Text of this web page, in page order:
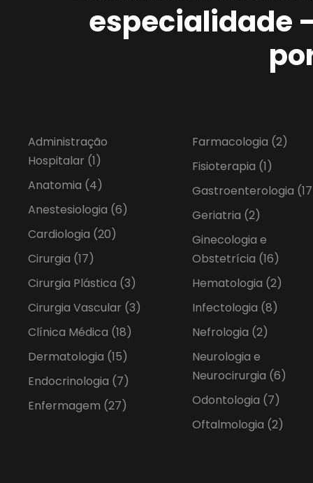
especialidade
Administração
Hospitalar (1)
Anatomia (4)
Anestesiologia (6)
Cardiologia (20)
Cirurgia (17)
Cirurgia Plástica (3)
Cirurgia Vascular (3)
Clínica Médica (18)
Dermatologia (15)
Endocrinologia (7)
Enfermagem (27)
Farmacologia (2)
Fisioterapia (1)
Gastroenterologia
Geriatria (2)
Ginecologia e
Obstetrícia (16)
Hematologia (2)
Infectologia (8)
Nefrologia (2)
Neurologia e
Neurocirurgia (6)
Odontologia (7)
Oftalmologia (2)